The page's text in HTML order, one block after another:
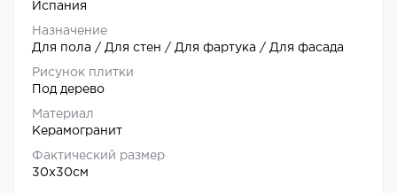
Испания
Назначение
Для пола / Для стен / Для фартука / Для фасада
Рисунок плитки
Под дерево
Материал
Керамогранит
Фактический размер
30x30см